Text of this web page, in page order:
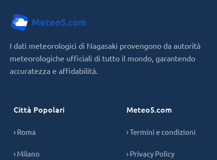
I dati meteorologici di Nagasaki provengono da autorità
meteorologiche ufficiali di tutto il mondo, garantendo
accuratezza e affidabilità.
Città Popolari
› Roma
› Milano
Meteo5.com
› Termini e condizioni
› Privacy Policy